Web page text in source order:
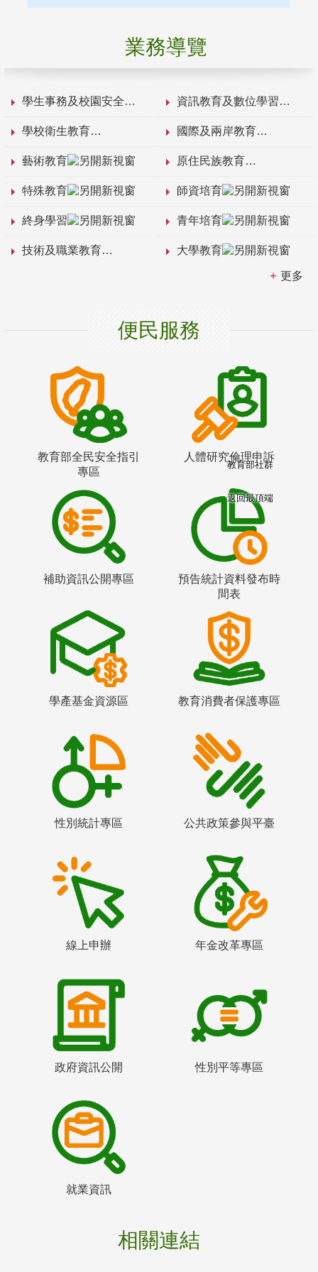
業務導覽
學生事務及校園安全 資訊教育及數位學習
學校衛生教育 國際及兩岸教育
藝術教育 原住民族教育
特殊教育 師資培育
終身學習 青年培育
技術及職業教育 大學教育
更多
便民服務
教育部全民安全指引
專區
人體研究倫理申訴
補助資訊公開專區
預告統計資料發布時
間表
學產基金資源區 教育消費者保護專區
性別統計專區 公共政策參與平臺
線上申辦 年金改革專區
政府資訊公開 性別平等專區
就業資訊
相關連結
教育部社群
返回最頂端